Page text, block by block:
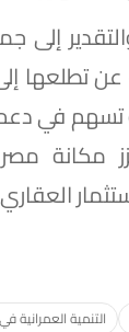
إلى
عن تطلعها
تسهم في
مكانة
التنمية العمرانية